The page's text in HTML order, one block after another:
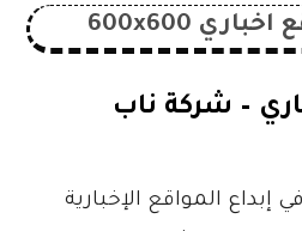
– شركة ناب
إبداع المواقع الإخبارية